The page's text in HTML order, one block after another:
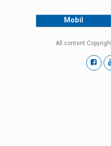
Mobil
All content